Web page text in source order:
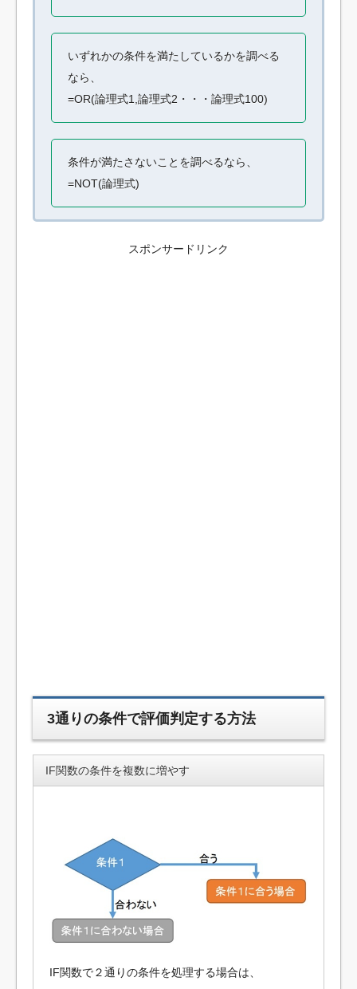
いずれかの条件を満たしているかを調べる
なら、
=OR(論理式1,論理式2・・・論理式100)
条件が満たさないことを調べるなら、
=NOT(論理式)
スポンサードリンク
3通りの条件で評価判定する方法
IF関数の条件を複数に増やす
IF関数で２通りの条件を処理する場合は、